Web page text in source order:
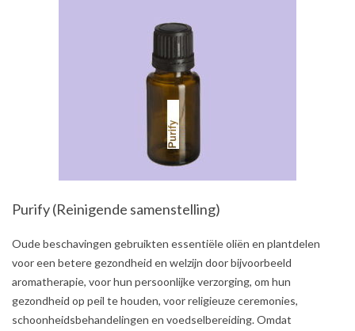
Purify (Reinigende samenstelling)
2021-
Oude beschavingen gebruikten essentiële oliën en plantdelen
voor een betere gezondheid en welzijn door bijvoorbeeld
aromatherapie, voor hun persoonlijke verzorging, om hun
gezondheid op peil te houden, voor religieuze ceremonies,
schoonheidsbehandelingen en voedselbereiding. Omdat